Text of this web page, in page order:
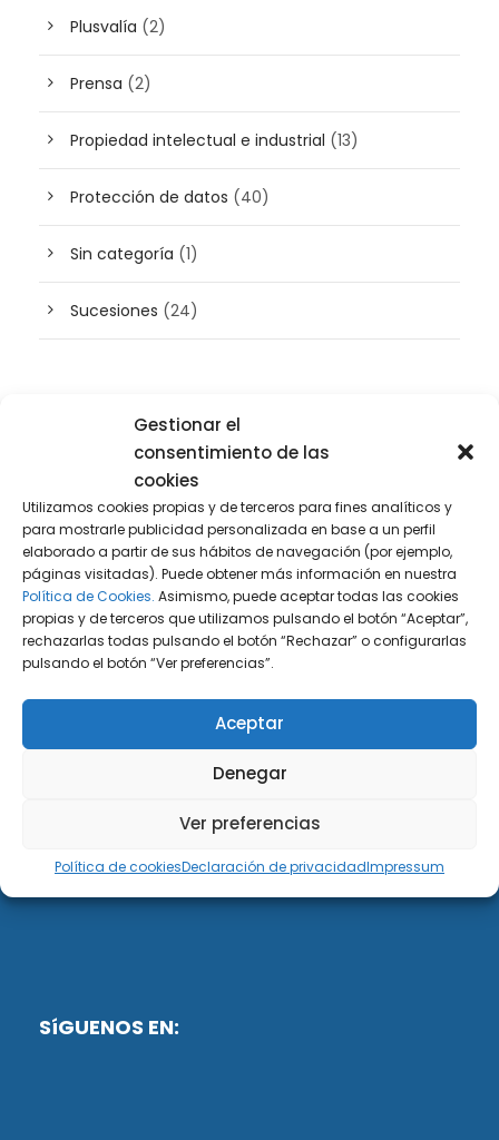
Gestionar el
consentimiento de las
cookies
Utilizamos cookies propias y de terceros para fines analíticos y
para mostrarle publicidad personalizada en base a un perfil
elaborado a partir de sus hábitos de navegación (por ejemplo,
páginas visitadas). Puede obtener más información en nuestra
Política de Cookies. Asimismo, puede aceptar todas las cookies
propias y de terceros que utilizamos pulsando el botón “Aceptar”,
rechazarlas todas pulsando el botón “Rechazar” o configurarlas
pulsando el botón “Ver preferencias”.
Aceptar
Denegar
Ver preferencias
Política de cookiesDeclaración de privacidadImpressum
Plusvalía (2)
Prensa (2)
Propiedad intelectual e industrial (13)
Protección de datos (40)
Sin categoría (1)
Sucesiones (24)
Buscador de artículos
DiG ABOGADOS
DiG Abogados es un despacho de abogados
multidisciplinar especializado en las materias de
fiscalidad y mercantil. Llevamos más de 50 años al
SíGUENOS EN: